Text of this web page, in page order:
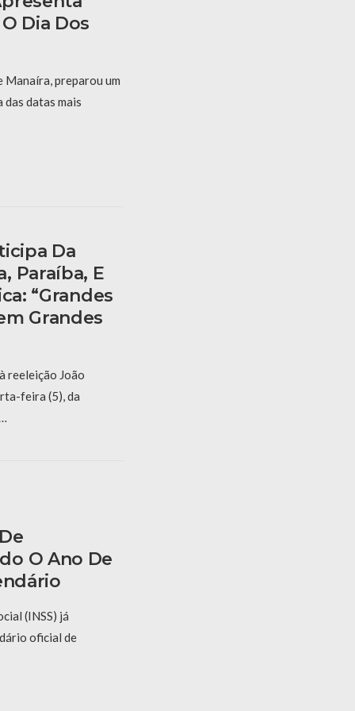
Dia Dos
Manaíra, preparou um
das datas mais
Da
Paraíba, E
“grandes
Grandes
reeleição João
feira (5), da
O Ano De
(INSS) já
oficial de